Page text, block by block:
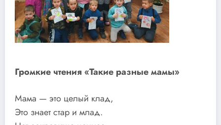
Громкие чтения «Такие разные мамы»
Мама — это целый клад,
Это знает стар и млад.